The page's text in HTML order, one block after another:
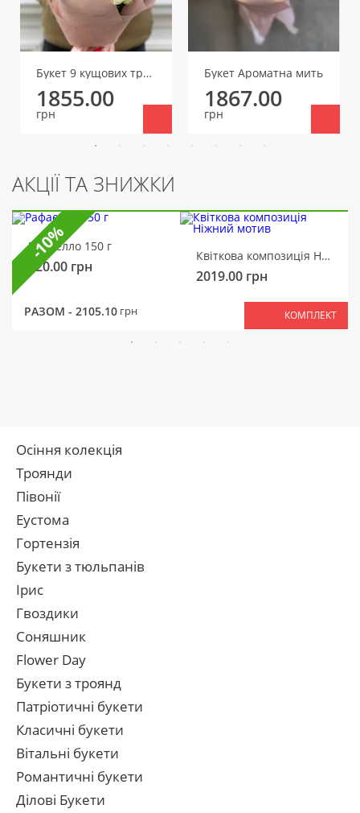
Букет 9 кущових троянд
1855.00
грн
Букет Ароматна мить
1867.00
грн
АКЦІЇ ТА ЗНИЖКИ
Рафаелло 150 г
320.00 грн
Квіткова композиція Ніжний мотив
2019.00 грн
РАЗОМ - 2105.10 грн КОМПЛЕКТ
-10%
Осіння колекція
Троянди
Півонії
Еустома
Гортензія
Букети з тюльпанів
Ірис
Гвоздики
Соняшник
Flower Day
Букети з троянд
Патріотичні букети
Класичні букети
Вітальні букети
Романтичні букети
Ділові Букети